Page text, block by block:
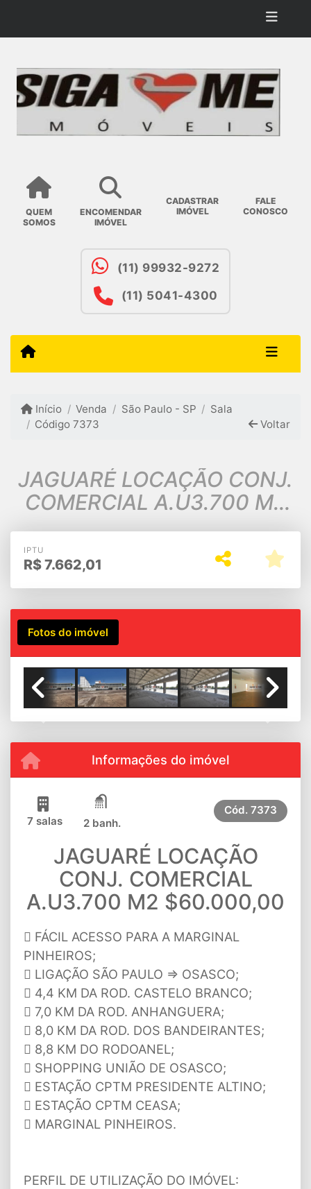
QUEM
SOMOS
ENCOMENDAR
IMÓVEL
CADASTRAR
IMÓVEL
FALE
CONOSCO
(11) 99932-9272
(11) 5041-4300
Início Venda São Paulo - SP
Sala
Código 7373
Voltar
JAGUARÉ LOCAÇÃO CONJ.
COMERCIAL A.U3.700 M2
$60.000,00
IPTU
R$7.662,01
Fotos do imóvel
Informações do imóvel
7 salas 2 banh.
Cód. 7373
JAGUARÉ LOCAÇÃO
CONJ. COMERCIAL
A.U3.700 M2 $60.000,00
 FÁCIL ACESSO PARA A MARGINAL
PINHEIROS;
 LIGAÇÃO SÃO PAULO => OSASCO;
 4,4 KM DA ROD. CASTELO BRANCO;
 7,0 KM DA ROD. ANHANGUERA;
 8,0 KM DA ROD. DOS BANDEIRANTES;
 8,8 KM DO RODOANEL;
 SHOPPING UNIÃO DE OSASCO;
 ESTAÇÃO CPTM PRESIDENTE ALTINO;
 ESTAÇÃO CPTM CEASA;
 MARGINAL PINHEIROS.
PERFIL DE UTILIZAÇÃO DO IMÓVEL: